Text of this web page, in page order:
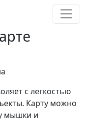
с легкостью
Карту можно
мышки и